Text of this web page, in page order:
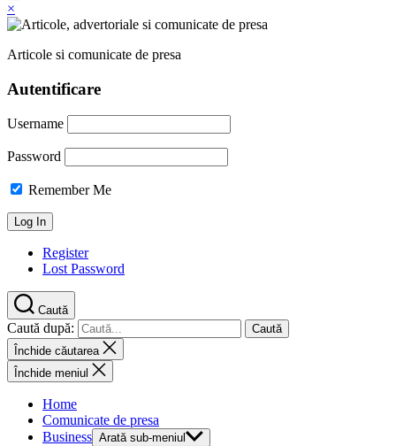
×
Articole si comunicate de presa
Autentificare
Username
Password
Remember Me
Register
Lost Password
Caută
Caută după:
Închide căutarea
Închide meniul
Home
Comunicate de presa
Business Arată sub-meniul